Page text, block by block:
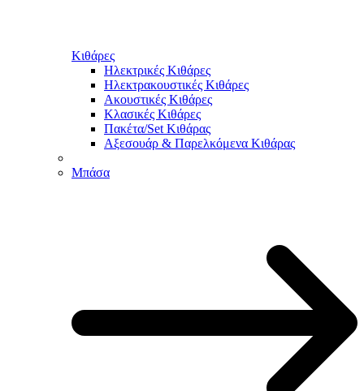
Κιθάρες
Ηλεκτρικές Κιθάρες
Ηλεκτρακουστικές Κιθάρες
Ακουστικές Κιθάρες
Κλασικές Κιθάρες
Πακέτα/Set Κιθάρας
Αξεσουάρ & Παρελκόμενα Κιθάρας
Μπάσα